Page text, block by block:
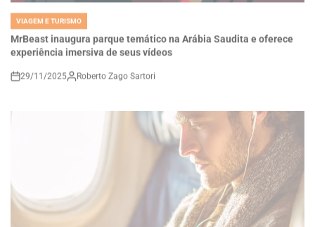
experiência imersiva de seus vídeos
on
29/11/2025 Roberto Zago Sartori
VIAGEM E TURISMO